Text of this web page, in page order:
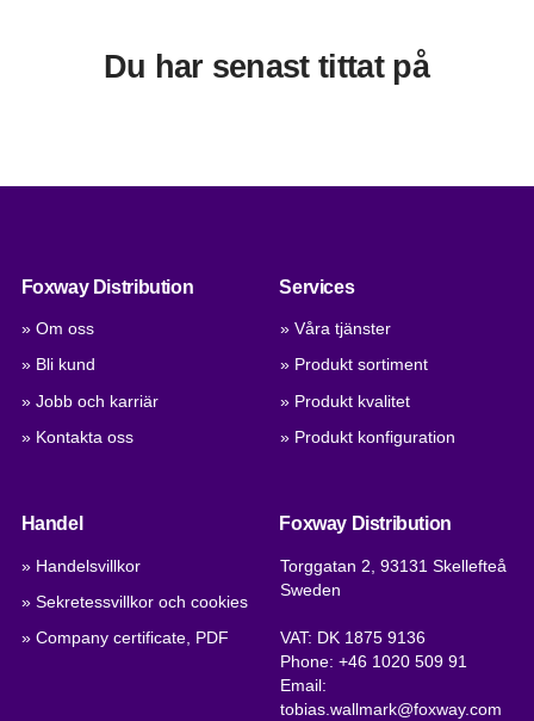
Du har senast tittat på
Foxway Distribution
» Om oss
» Bli kund
» Jobb och karriär
» Kontakta oss
Services
» Våra tjänster
» Produkt sortiment
» Produkt kvalitet
» Produkt konfiguration
Handel
» Handelsvillkor
» Sekretessvillkor och cookies
» Company certificate, PDF
Foxway Distribution
Torggatan 2, 93131 Skellefteå
Sweden
VAT: DK 1875 9136
Phone:+46 1020 509 91
Email:
tobias.wallmark@foxway.com